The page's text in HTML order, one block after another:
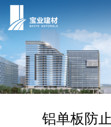
铝单板防